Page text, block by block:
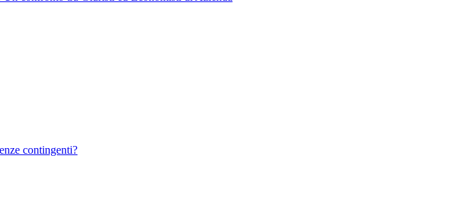
contingenti?